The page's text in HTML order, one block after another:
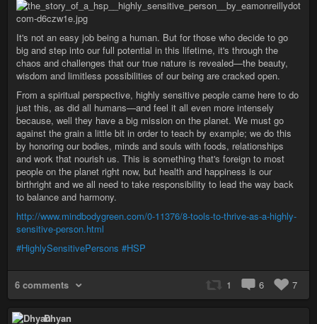
It's not an easy job being a human. But for those who decide to go
big and step into our full potential in this lifetime, it's through the
chaos and challenges that our true nature is revealed—the beauty,
wisdom and limitless possibilities of our being are cracked open.
From a spiritual perspective, highly sensitive people came here to do
just this, as did all humans—and feel it all even more intensely
because, well they have a big mission on the planet. We must go
against the grain a little bit in order to teach by example; we do this
by honoring our bodies, minds and souls with foods, relationships
and work that nourish us. This is something that's foreign to most
people on the planet right now, but health and happiness is our
birthright and we all need to take responsibility to lead the way back
to balance and harmony.
http://www.mindbodygreen.com/0-11376/8-tools-to-thrive-as-a-highly-
sensitive-person.html
#HighlySensitivePersons #HSP
6 comments 1 6 7
Dhyan